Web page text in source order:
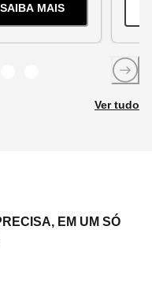
TRACKER 1.2 TURBO FLEX
SAIBA MAIS
SOBRE
Ver tudo
EM UM SÓ